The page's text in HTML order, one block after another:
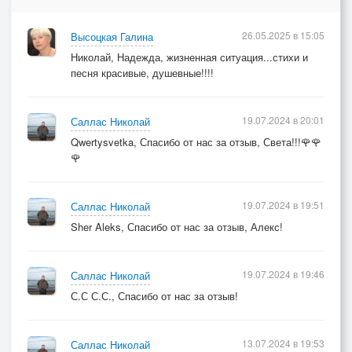
Высоцкая Галина
Николай, Надежда, жизненная ситуация...стихи и
песня красивые, душевные!!!!
26.05.2025 в 15:05
Саллас Николай
Qwertysvetka, Спасибо от нас за отзыв, Света!!!🌹🌹
🌹
19.07.2024 в 20:01
Саллас Николай
Sher Aleks, Спасибо от нас за отзыв, Алекс!
19.07.2024 в 19:51
Саллас Николай
С.С С.С., Спасибо от нас за отзыв!
19.07.2024 в 19:46
Саллас Николай 13.07.2024 в 19:53